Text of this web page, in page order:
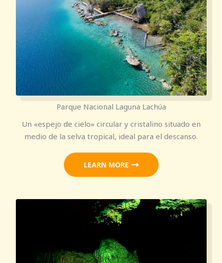
Parque Nacional Laguna Lachúa
Un «espejo de cielo» circular y cristalino situado en
medio de la selva tropical, ideal para el descanso.
LEARN MORE